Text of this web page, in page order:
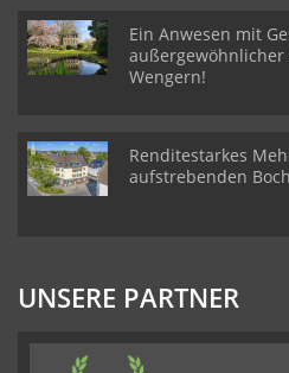
Ein Anwesen mit
Wengern!
Renditestarkes
aufstrebenden
UNSERE PARTNER